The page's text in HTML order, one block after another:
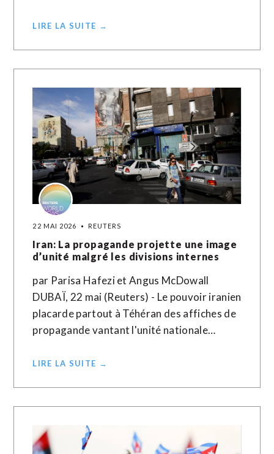
LIRE LA SUITE →
22 MAI 2026 REUTERS
Iran: La propagande projette une image
d’unité malgré les divisions internes
par Parisa Hafezi et Angus McDowall
DUBAÏ, 22 mai (Reuters) - Le pouvoir iranien
placarde partout à Téhéran des affiches de
propagande vantant l'unité nationale…
LIRE LA SUITE →